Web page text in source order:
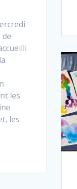
les
les